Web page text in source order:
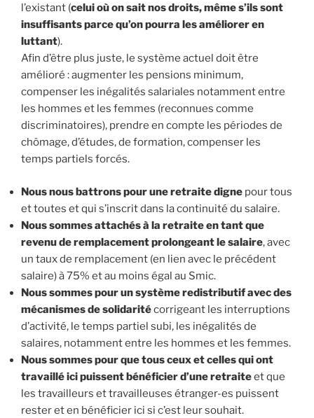
l’existant (celui où on sait nos droits, même s’ils sont
insuffisants parce qu’on pourra les améliorer en
luttant).
Afin d’être plus juste, le système actuel doit être
amélioré : augmenter les pensions minimum,
compenser les inégalités salariales notamment entre
les hommes et les femmes (reconnues comme
discriminatoires), prendre en compte les périodes de
chômage, d’études, de formation, compenser les
temps partiels forcés.
Nous nous battrons pour une retraite digne pour tous
et toutes et qui s’inscrit dans la continuité du salaire.
Nous sommes attachés à la retraite en tant que
revenu de remplacement prolongeant le salaire, avec
un taux de remplacement (en lien avec le précédent
salaire) à 75% et au moins égal au Smic.
Nous sommes pour un système redistributif avec des
mécanismes de solidaritécorrigeant les interruptions
d’activité, le temps partiel subi, les inégalités de
salaires, notamment entre les hommes et les femmes.
Nous sommes pour que tous ceux et celles qui ont
travaillé ici puissent bénéficier d’une retraiteet que
les travailleurs et travailleuses étranger-es puissent
rester et en bénéficier ici si c’est leur souhait.